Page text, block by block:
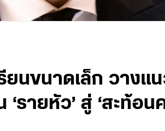
รียนขนาดเล็ก วาง
รายหัว’ สู่ ‘สะท้อน